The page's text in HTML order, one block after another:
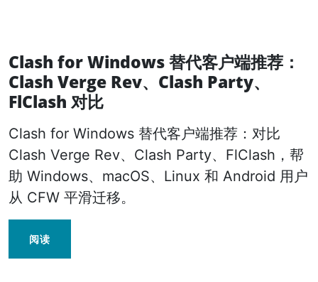
Clash for Windows 替代客户端推荐：
Clash Verge Rev、Clash Party、
FlClash 对比
Clash for Windows 替代客户端推荐：对比
Clash Verge Rev、Clash Party、FlClash，帮
助 Windows、macOS、Linux 和 Android 用户
从 CFW 平滑迁移。
阅读